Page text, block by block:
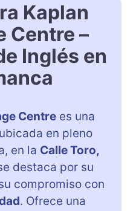
Kaplan
Centre –
Inglés en
Centre es una
en pleno
en la Calle Toro,
destaca por su
compromiso con
. Ofrece una